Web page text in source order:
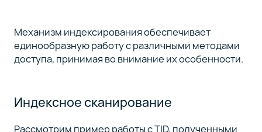
Механизм индексирования обеспечивает
единообразную работу с различными методами
доступа, принимая во внимание их особенности.
Индексное сканирование
Рассмотрим пример работы с TID, полученными